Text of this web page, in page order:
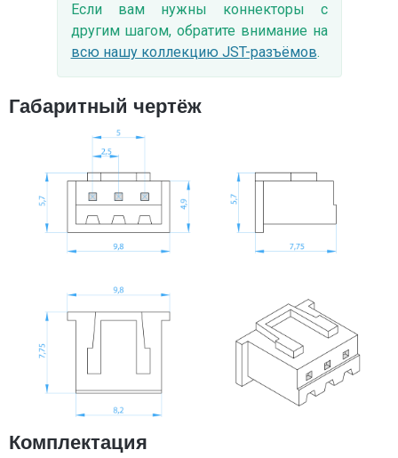
Если вам нужны коннекторы с
другим шагом, обратите внимание на
всю нашу коллекцию JST-разъёмов.
Габаритный чертёж
Комплектация